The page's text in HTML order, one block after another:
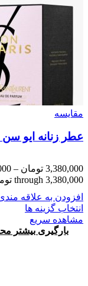
مقایسه
عطر زنانه ایو
3,380,000 تومان –
through 3,380,000 تومان
افزودن به علاقه
انتخاب گزینه ها
مشاهده سریع
بارگیری بیشتر